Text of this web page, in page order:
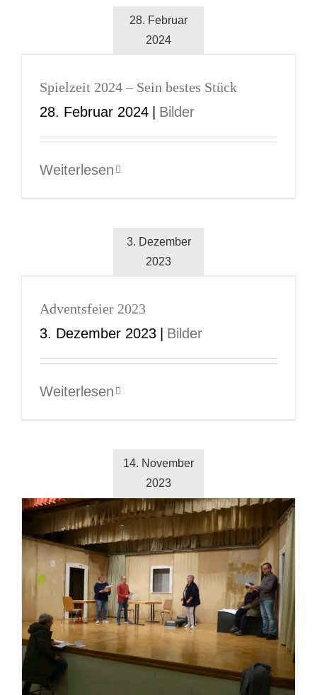
28. Februar
2024
Spielzeit 2024 – Sein bestes Stück
28. Februar 2024
Bilder
Weiterlesen
3. Dezember
2023
Adventsfeier 2023
3. Dezember 2023
Bilder
Weiterlesen
14. November
2023